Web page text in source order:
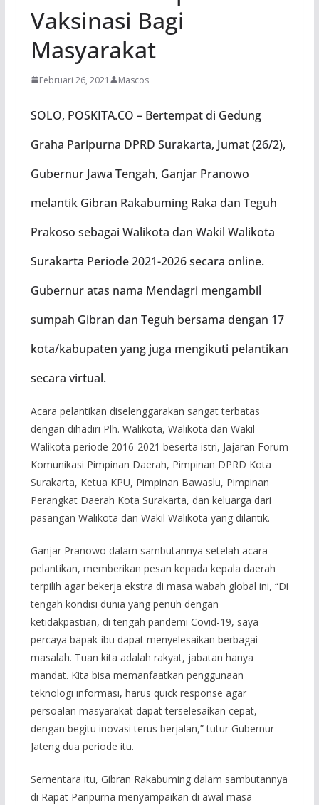
Vaksinasi Bagi
Masyarakat
Februari 26, 2021 Mascos
SOLO, POSKITA.CO – Bertempat di Gedung
Graha Paripurna DPRD Surakarta, Jumat (26/2),
Gubernur Jawa Tengah, Ganjar Pranowo
melantik Gibran Rakabuming Raka dan Teguh
Prakoso sebagai Walikota dan Wakil Walikota
Surakarta Periode 2021-2026 secara online.
Gubernur atas nama Mendagri mengambil
sumpah Gibran dan Teguh bersama dengan 17
kota/kabupaten yang juga mengikuti pelantikan
secara virtual.
Acara pelantikan diselenggarakan sangat terbatas
dengan dihadiri Plh. Walikota, Walikota dan Wakil
Walikota periode 2016-2021 beserta istri, Jajaran Forum
Komunikasi Pimpinan Daerah, Pimpinan DPRD Kota
Surakarta, Ketua KPU, Pimpinan Bawaslu, Pimpinan
Perangkat Daerah Kota Surakarta, dan keluarga dari
pasangan Walikota dan Wakil Walikota yang dilantik.
Ganjar Pranowo dalam sambutannya setelah acara
pelantikan, memberikan pesan kepada kepala daerah
terpilih agar bekerja ekstra di masa wabah global ini, “Di
tengah kondisi dunia yang penuh dengan
ketidakpastian, di tengah pandemi Covid-19, saya
percaya bapak-ibu dapat menyelesaikan berbagai
masalah. Tuan kita adalah rakyat, jabatan hanya
mandat. Kita bisa memanfaatkan penggunaan
teknologi informasi, harus quick response agar
persoalan masyarakat dapat terselesaikan cepat,
dengan begitu inovasi terus berjalan,” tutur Gubernur
Jateng dua periode itu.
Sementara itu, Gibran Rakabuming dalam sambutannya
di Rapat Paripurna menyampaikan di awal masa